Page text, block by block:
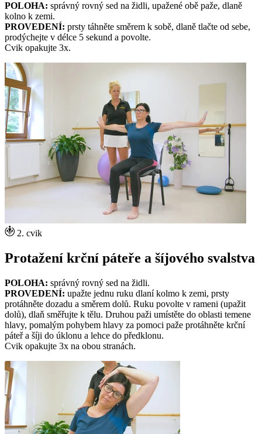
POLOHA: správný rovný sed na židli, upažené obě paže, dlaně
kolno k zemi.
PROVEDENÍ: prsty táhněte směrem k sobě, dlaně tlačte od sebe,
prodýchejte v délce 5 sekund a povolte.
Cvik opakujte 3x.
2. cvik
Protažení krční páteře a šíjového svalstva
POLOHA: správný rovný sed na židli.
PROVEDENÍ: upažte jednu ruku dlaní kolmo k zemi, prsty
protáhněte dozadu a směrem dolů. Ruku povolte v rameni (upažit
dolů), dlaň směřujte k tělu. Druhou paži umístěte do oblasti temene
hlavy, pomalým pohybem hlavy za pomoci paže protáhněte krční
páteř a šíji do úklonu a lehce do předklonu.
Cvik opakujte 3x na obou stranách.